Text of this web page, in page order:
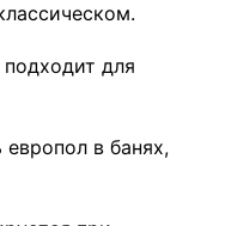
для
в банях,